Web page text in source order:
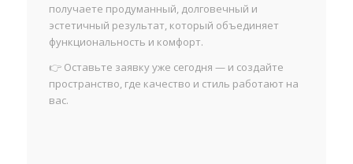
получаете продуманный, долговечный и
эстетичный результат, который объединяет
функциональность и комфорт.
👉 Оставьте заявку уже сегодня — и создайте
пространство, где качество и стиль работают на
вас.